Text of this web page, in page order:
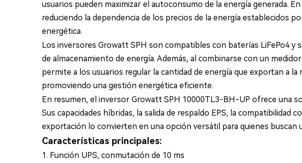
usuarios pueden maximizar el autoconsumo de la energía generada.
reduciendo la dependencia de los precios de la energía establecidos
energética.
Los inversores Growatt SPH son compatibles con baterías LiFePo4 y
de almacenamiento de energía. Además, al combinarse con un
permite a los usuarios regular la cantidad de energía que exportan a
promoviendo una gestión energética eficiente.
En resumen, el inversor Growatt SPH 10000TL3-BH-UP ofrece una
Sus capacidades híbridas, la salida de respaldo EPS, la compatibilidad
exportación lo convierten en una opción versátil para quienes
Características principales:
1. Función UPS, conmutación de 10 ms